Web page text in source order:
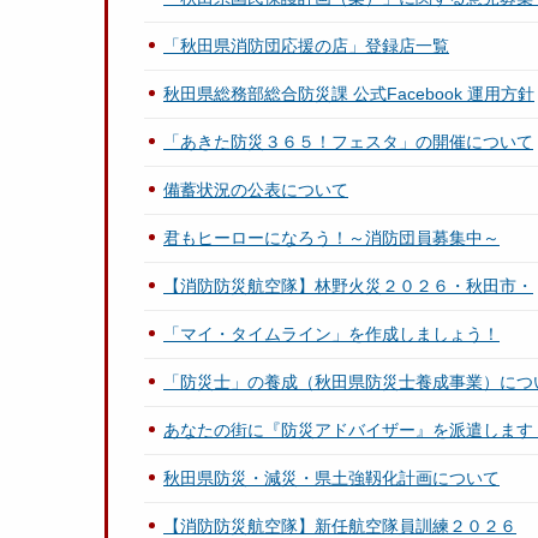
「秋田県消防団応援の店」登録店一覧
秋田県総務部総合防災課 公式Facebook 運用方針
「あきた防災３６５！フェスタ」の開催について
備蓄状況の公表について
君もヒーローになろう！～消防団員募集中～
【消防防災航空隊】林野火災２０２６・秋田市・
「マイ・タイムライン」を作成しましょう！
「防災士」の養成（秋田県防災士養成事業）につ
あなたの街に『防災アドバイザー』を派遣します
秋田県防災・減災・県土強靱化計画について
【消防防災航空隊】新任航空隊員訓練２０２６